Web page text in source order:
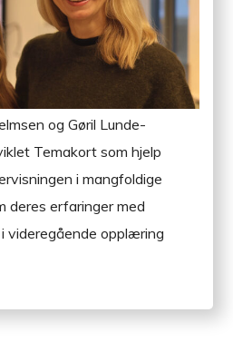
og Gøril Lunde-
Temakort som hjelp
i mangfoldige
deres erfaringer med
videregående opplæring